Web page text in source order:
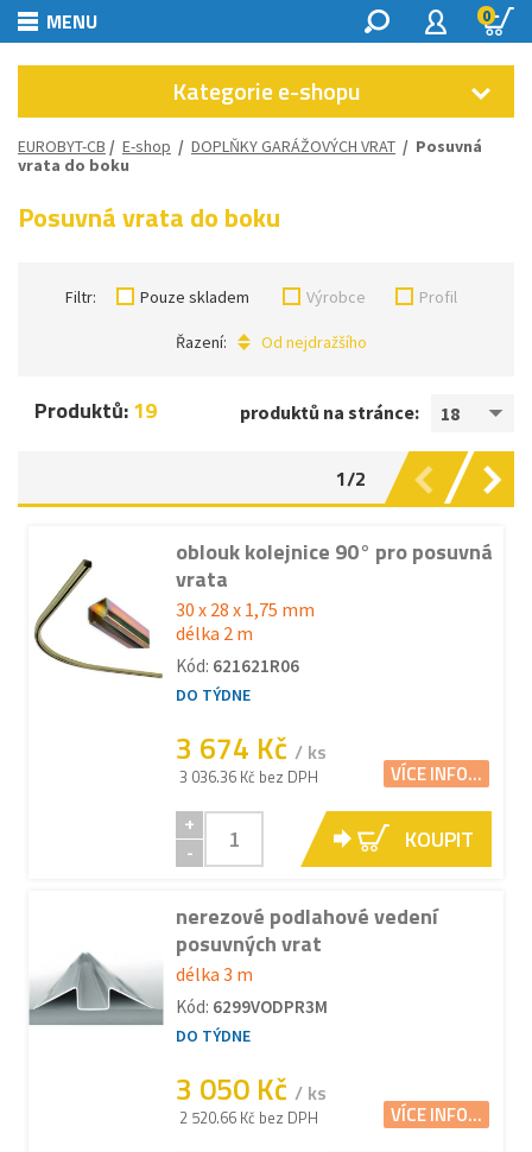
MENU 0
Kategorie e-shopu
EUROBYT-CB / E-shop / DOPLŇKY GARÁŽOVÝCH VRAT / Posuvná
vrata do boku
Posuvná vrata do boku
Filtr: Pouze skladem Výrobce Profil
Řazení: Od nejdražšího
produktů na stránce: 18
Produktů:19
1/2
oblouk kolejnice 90° pro posuvná
vrata
30 x 28 x 1,75 mm
délka 2 m
Kód: 621621R06
DO TÝDNE
3 674 Kč / ks
3 036.36 Kč bez DPH VÍCE INFO...
+
-
KOUPIT
nerezové podlahové vedení
posuvných vrat
délka 3 m
Kód: 6299VODPR3M
DO TÝDNE
3 050 Kč / ks
2 520.66 Kč bez DPH VÍCE INFO...